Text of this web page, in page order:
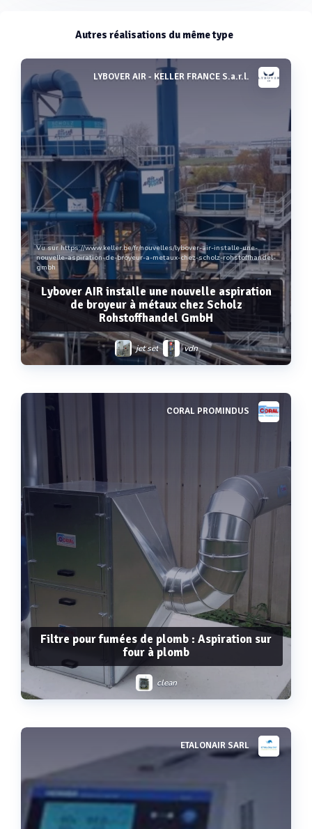
Autres réalisations du même type
LYBOVER AIR - KELLER FRANCE S.a.r.l.
Vu sur https://www.keller.be/fr/nouvelles/lybover-air-installe-une-
nouvelle-aspiration-de-broyeur-a-metaux-chez-scholz-rohstoffhandel-
gmbh
Lybover AIR installe une nouvelle aspiration
de broyeur à métaux chez Scholz
Rohstoffhandel GmbH
jet set vdn
Voir plusCORAL PROMINDUS
Filtre pour fumées de plomb : Aspiration sur
four à plomb
clean
Voir plus ETALONAIR SARL